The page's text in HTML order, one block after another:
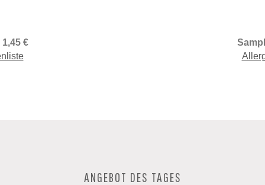
€
ANGEBOT DES TAGES